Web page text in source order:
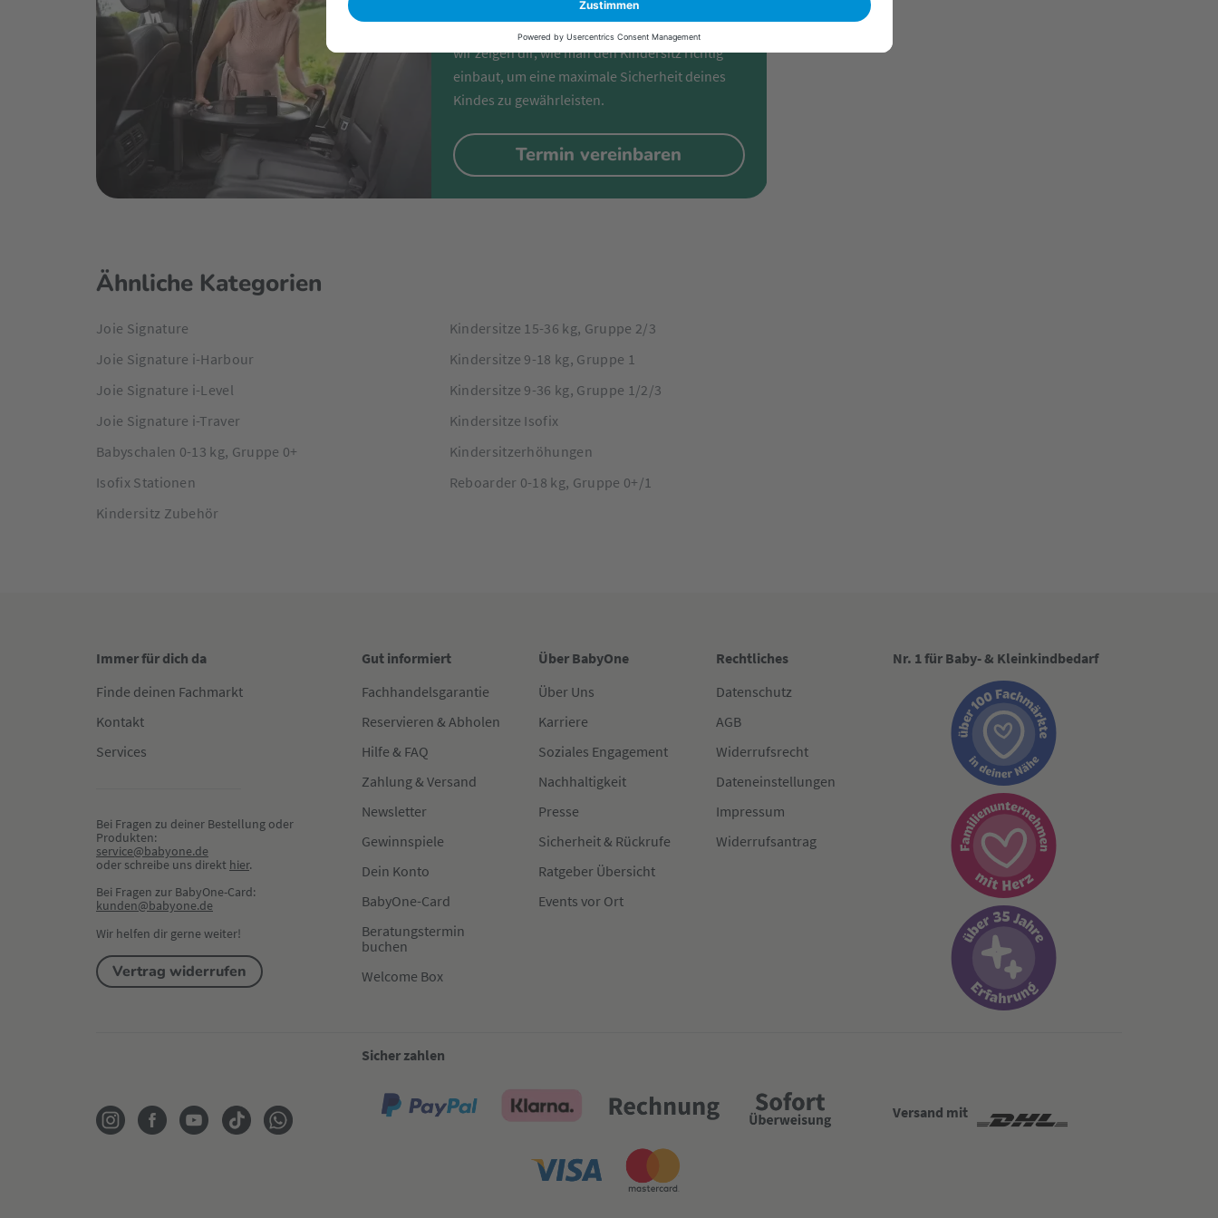
könnt ihr euer Baby immer und überall mit hinnehmen – ohne großen Aufwand. Einfach Babyschale
aufstecken und los geht’s. Alles im gewohnt cleanen und stylischen Joie Signature-Look mit Leatherette-
Akzenten und ruhigen Farben.
Besuche uns in einem unserer Fachmärkte und
wir zeigen dir, wie man den Kindersitz richtig
einbaut, um eine maximale Sicherheit deines
Kindes zu gewährleisten.
Termin vereinbaren
Ähnliche Kategorien
Joie Signature
Joie Signature i-Harbour
Joie Signature i-Level
Joie Signature i-Traver
Babyschalen 0-13 kg, Gruppe 0+
Isofix Stationen
Kindersitz Zubehör
Kindersitze 15-36 kg, Gruppe 2/3
Kindersitze 9-18 kg, Gruppe 1
Kindersitze 9-36 kg, Gruppe 1/2/3
Kindersitze Isofix
Kindersitzerhöhungen
Reboarder 0-18 kg, Gruppe 0+/1
Immer für dich da
Finde deinen Fachmarkt
Kontakt
Services
Bei Fragen zu deiner Bestellung oder
Produkten:
service@babyone.de
oder schreibe uns direkt hier.
Bei Fragen zur BabyOne-Card:
kunden@babyone.de
Wir helfen dir gerne weiter!
Vertrag widerrufen
Gut informiert
Fachhandelsgarantie
Reservieren & Abholen
Hilfe & FAQ
Zahlung & Versand
Newsletter
Gewinnspiele
Dein Konto
BabyOne-Card
Beratungstermin
buchen
Welcome Box
Über BabyOne
Über Uns
Karriere
Soziales Engagement
Nachhaltigkeit
Presse
Sicherheit & Rückrufe
Ratgeber Übersicht
Events vor Ort
Rechtliches
Datenschutz
AGB
Widerrufsrecht
Dateneinstellungen
Impressum
Widerrufsantrag
Nr. 1 für Baby- & Kleinkindbedarf
Sicher zahlen
Versand mit